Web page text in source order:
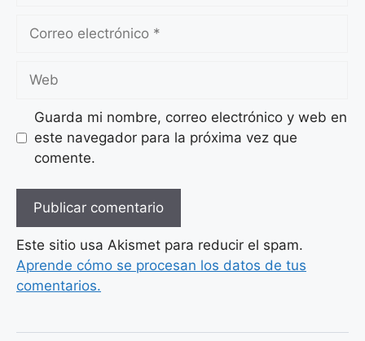
electrónico
Guarda mi nombre, correo electrónico y web en
este navegador para la próxima vez que
comente.
Este sitio usa Akismet para reducir el spam.
Aprende cómo se procesan los datos de tus
comentarios.